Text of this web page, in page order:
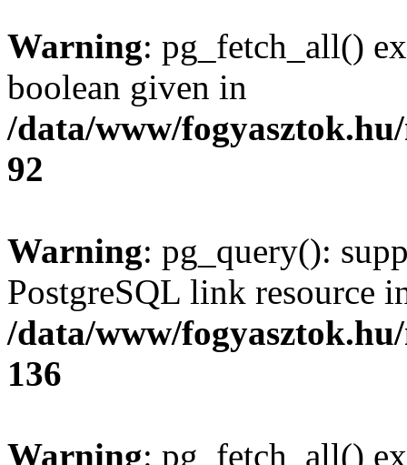
Warning: pg_fetch_all()
boolean given in
/data/www/
92
Warning: pg_query():
PostgreSQL link resource
/data/www/
136
Warning: pg_fetch_all()